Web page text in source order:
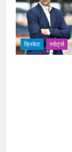
क्रिकेट ‎स्पोर्ट्स